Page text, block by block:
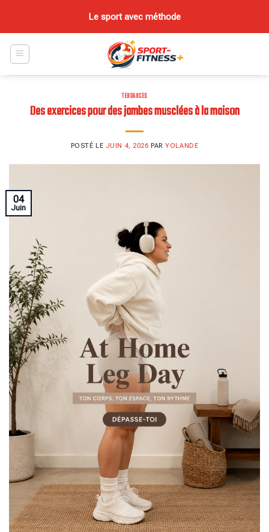
content
Le sport avec méthode
TENDANCES
Des exercices pour des jambes musclées à la maison
POSTÉ LE JUIN 4, 2026 PARYOLANDE
04
Juin